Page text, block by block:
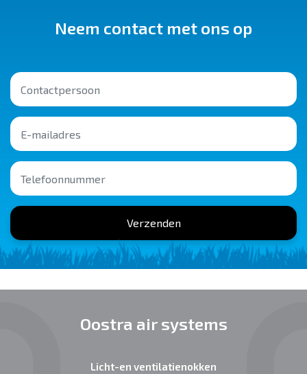
Neem contact met ons op
Verzenden
Oostra air systems
Licht-en ventilatienokken